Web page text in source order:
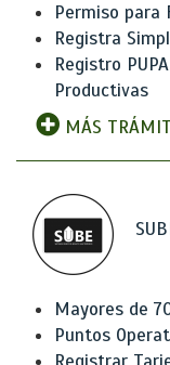
Permiso para
Registra
Registro
Productivas
MÁS
Mayores de
Puntos